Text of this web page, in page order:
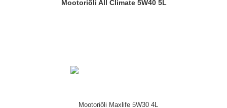
Mootoriõli All Climate 5W40 5L